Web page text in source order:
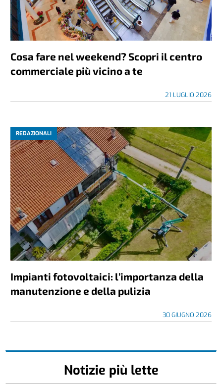
Cosa fare nel weekend? Scopri il centro
commerciale più vicino a te
21 LUGLIO 2026
REDAZIONALI
Impianti fotovoltaici: l’importanza della
manutenzione e della pulizia
30 GIUGNO 2026
Notizie più lette